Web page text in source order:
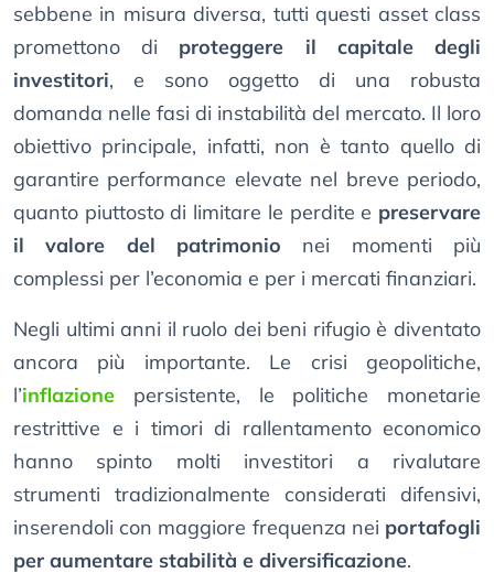
sebbene in misura diversa, tutti questi asset class
promettono di proteggere il capitale degli
investitori, e sono oggetto di una robusta
domanda nelle fasi di instabilità del mercato. Il loro
obiettivo principale, infatti, non è tanto quello di
garantire performance elevate nel breve periodo,
quanto piuttosto di limitare le perdite e preservare
il valore del patrimonio nei momenti più
complessi per l’economia e per i mercati finanziari.
Negli ultimi anni il ruolo dei beni rifugio è diventato
ancora più importante. Le crisi geopolitiche,
l’inflazione persistente, le politiche monetarie
restrittive e i timori di rallentamento economico
hanno spinto molti investitori a rivalutare
strumenti tradizionalmente considerati difensivi,
inserendoli con maggiore frequenza nei portafogli
per aumentare stabilità e diversificazione.